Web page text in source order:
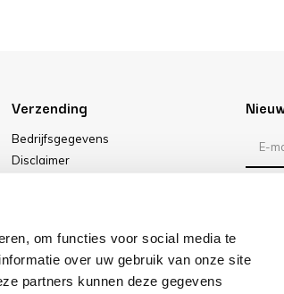
om functies voor social media te
over uw gebruik van onze site
partners kunnen deze gegevens
Verzending
Bedrijfsgegevens
Disclaimer